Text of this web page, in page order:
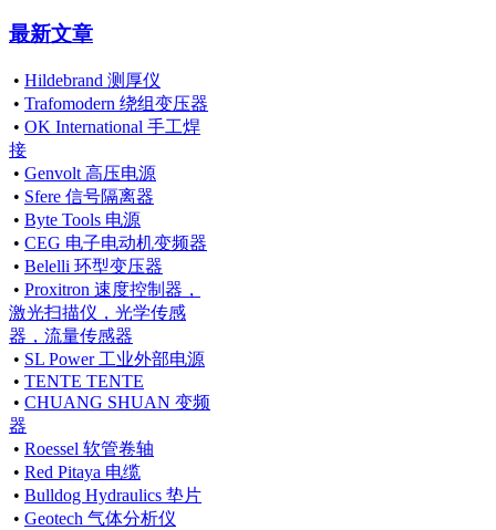
最新文章
• Hildebrand 测厚仪
• Trafomodern 绕组变压器
• OK International 手工焊
接
• Genvolt 高压电源
• Sfere 信号隔离器
• Byte Tools 电源
• CEG 电子电动机变频器
• Belelli 环型变压器
• Proxitron 速度控制器，
激光扫描仪，光学传感
器，流量传感器
• SL Power 工业外部电源
• TENTE TENTE
• CHUANG SHUAN 变频
器
• Roessel 软管卷轴
• Red Pitaya 电缆
• Bulldog Hydraulics 垫片
• Geotech 气体分析仪